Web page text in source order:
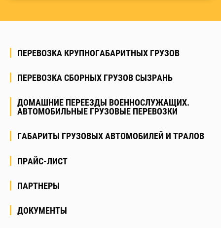
ПЕРЕВОЗКА КРУПНОГАБАРИТНЫХ ГРУЗОВ
ПЕРЕВОЗКА СБОРНЫХ ГРУЗОВ СЫЗРАНЬ
ДОМАШНИЕ ПЕРЕЕЗДЫ ВОЕННОСЛУЖАЩИХ.
АВТОМОБИЛЬНЫЕ ГРУЗОВЫЕ ПЕРЕВОЗКИ
ГАБАРИТЫ ГРУЗОВЫХ АВТОМОБИЛЕЙ И ТРАЛОВ
ПРАЙС-ЛИСТ
ПАРТНЕРЫ
ДОКУМЕНТЫ